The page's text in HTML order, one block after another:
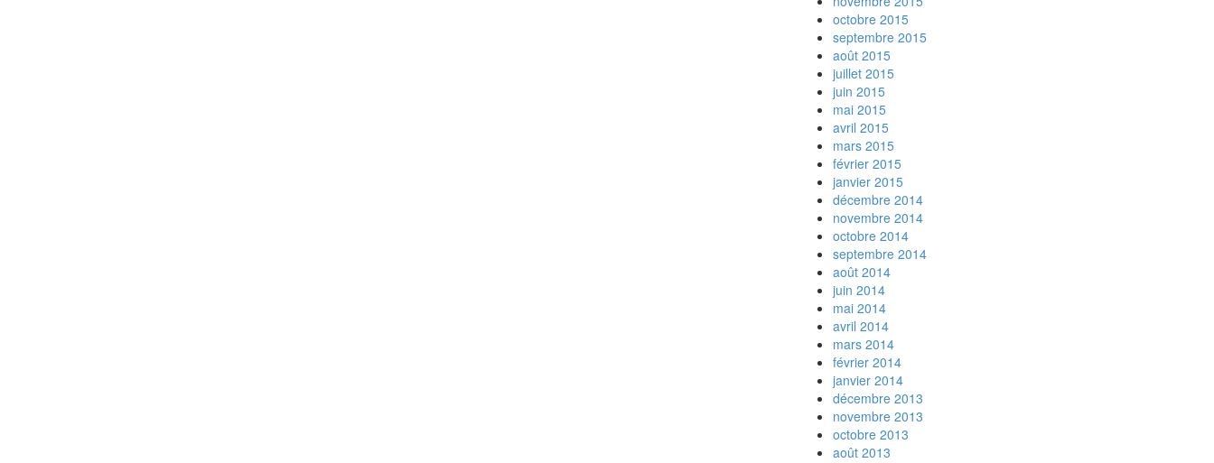
octobre 2015
septembre 2015
août 2015
juillet 2015
juin 2015
mai 2015
avril 2015
mars 2015
février 2015
janvier 2015
décembre 2014
novembre 2014
octobre 2014
septembre 2014
août 2014
juin 2014
mai 2014
avril 2014
mars 2014
février 2014
janvier 2014
décembre 2013
novembre 2013
octobre 2013
août 2013